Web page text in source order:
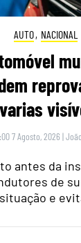
AUTO, NACIONAL
7 Agosto, 2026 |
antes da
de
e